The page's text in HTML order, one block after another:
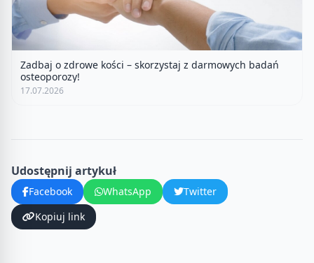
Zadbaj o zdrowe kości – skorzystaj z darmowych badań
osteoporozy!
17.07.2026
Udostępnij artykuł
Facebook WhatsApp
Twitter
Kopiuj link